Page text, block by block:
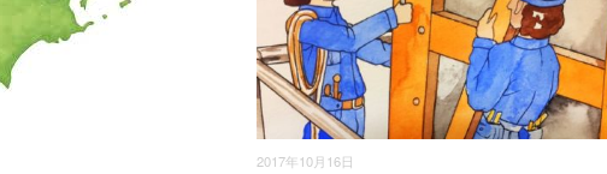
2017年10月16日